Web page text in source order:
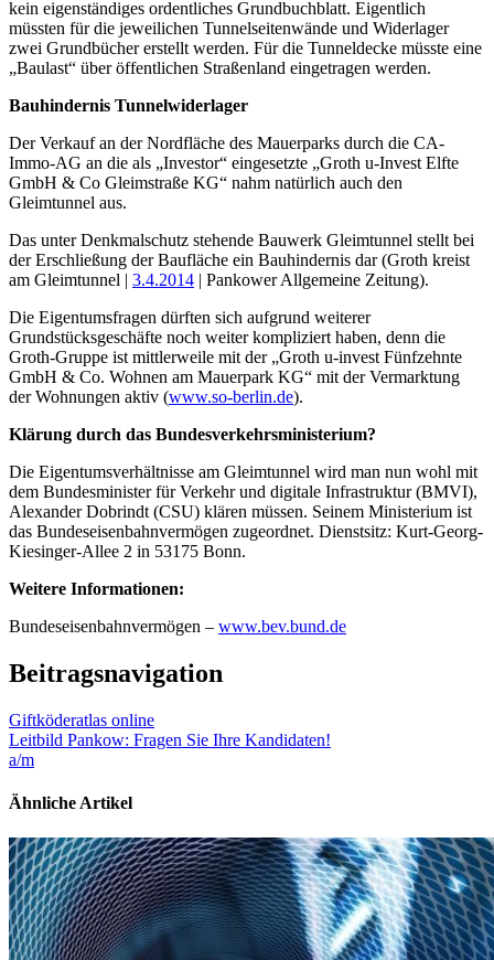
kein eigenständiges ordentliches Grundbuchblatt. Eigentlich
müssten für die jeweilichen Tunnelseitenwände und Widerlager
zwei Grundbücher erstellt werden. Für die Tunneldecke müsste eine
„Baulast“ über öffentlichen Straßenland eingetragen werden.
Bauhindernis Tunnelwiderlager
Der Verkauf an der Nordfläche des Mauerparks durch die CA-
Immo-AG an die als „Investor“ eingesetzte „Groth u-Invest Elfte
GmbH & Co Gleimstraße KG“ nahm natürlich auch den
Gleimtunnel aus.
Das unter Denkmalschutz stehende Bauwerk Gleimtunnel stellt bei
der Erschließung der Baufläche ein Bauhindernis dar (Groth kreist
am Gleimtunnel | 3.4.2014 | Pankower Allgemeine Zeitung).
Die Eigentumsfragen dürften sich aufgrund weiterer
Grundstücksgeschäfte noch weiter kompliziert haben, denn die
Groth-Gruppe ist mittlerweile mit der „Groth u-invest Fünfzehnte
GmbH & Co. Wohnen am Mauerpark KG“ mit der Vermarktung
der Wohnungen aktiv (www.so-berlin.de).
Klärung durch das Bundesverkehrsministerium?
Die Eigentumsverhältnisse am Gleimtunnel wird man nun wohl mit
dem Bundesminister für Verkehr und digitale Infrastruktur (BMVI),
Alexander Dobrindt (CSU) klären müssen. Seinem Ministerium ist
das Bundeseisenbahnvermögen zugeordnet. Dienstsitz: Kurt-Georg-
Kiesinger-Allee 2 in 53175 Bonn.
Weitere Informationen:
Bundeseisenbahnvermögen – www.bev.bund.de
Beitragsnavigation
Giftköderatlas online
Leitbild Pankow: Fragen Sie Ihre Kandidaten!
a/m
Ähnliche Artikel